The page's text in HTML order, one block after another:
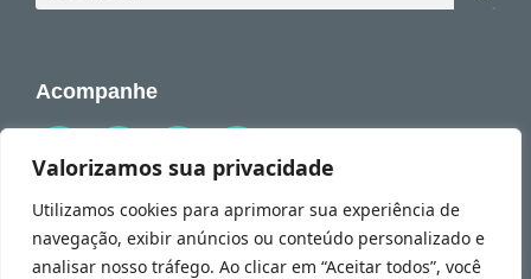
Valorizamos sua privacidade
Utilizamos cookies para aprimorar sua experiência de
navegação, exibir anúncios ou conteúdo personalizado e
analisar nosso tráfego. Ao clicar em “Aceitar todos”, você
Acompanhe
© 2026 Dr. Alessandro Rossol. Todos os direitos reservados.
Política de Privacidade
💬 Tire todas suas dúvidas conosco!